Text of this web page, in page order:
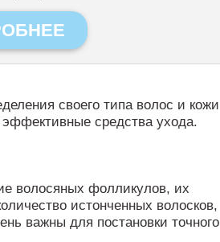
своего типа волос и кожи
средства ухода.
волосяных фолликулов, их
истонченных волосков,
важны для постановки точного